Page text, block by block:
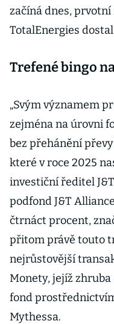
začíná dnes, prvotní
TotalEnergies
Trefené bingo
„Svým významem
zejména na úrovni
bez přehánění
které v roce 2025
investiční ředitel
podfond J&T
čtrnáct procent,
přitom právě touto
nejrůstovější
Monety, jejíž
fond
Mythessa.